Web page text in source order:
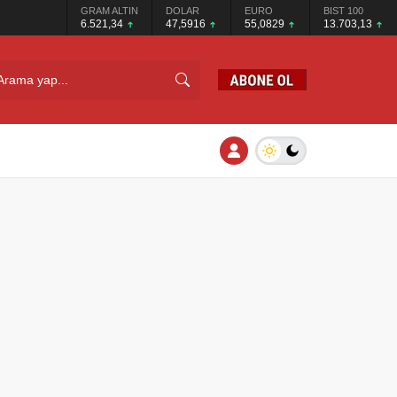
GRAM ALTIN
6.521,34
DOLAR
47,5916
EURO
55,0829
BIST 100
13.703,13